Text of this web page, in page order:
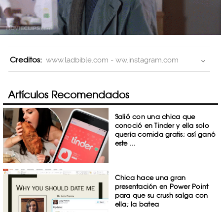
Creditos: www.ladbible.com - ww.instagram.com
Artículos Recomendados
Salió con una chica que
conoció en Tinder y ella solo
quería comida gratis; así ganó
este ...
Chica hace una gran
presentación en Power Point
para que su crush salga con
ella; la batea